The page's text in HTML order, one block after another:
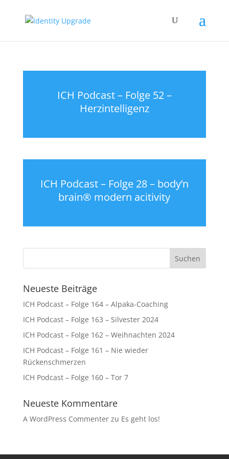
ICH Podcast – Folge 52 –
Herzintelligenz
ICH Podcast – Folge 28 – body’n
brain® modern acitivity
Neueste Beiträge
ICH Podcast – Folge 164 – Alpaka-Coaching
ICH Podcast – Folge 163 – Silvester 2024
ICH Podcast – Folge 162 – Weihnachten 2024
ICH Podcast – Folge 161 – Nie wieder
Rückenschmerzen
ICH Podcast – Folge 160 – Tor 7
Neueste Kommentare
A WordPress Commenterzu Es geht los!